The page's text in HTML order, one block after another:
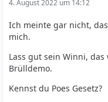
4. August 2022 um 14:12
Ich meinte gar nicht,
mich.
Lass gut sein Winni,
Brülldemo.
Kennst du Poes Gesetz?